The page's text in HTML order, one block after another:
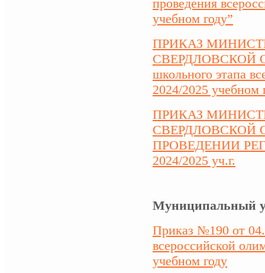
проведения
учебном году”
ПРИКАЗ
СВЕРДЛОВСКОЙ
школьного этапа
2024/2025 учебном
ПРИКАЗ
СВЕРДЛОВСКОЙ
ПРОВЕДЕНИИ
2024/2025 уч.г.
Муниципальный
Приказ №190 от
всероссийской
учебном году